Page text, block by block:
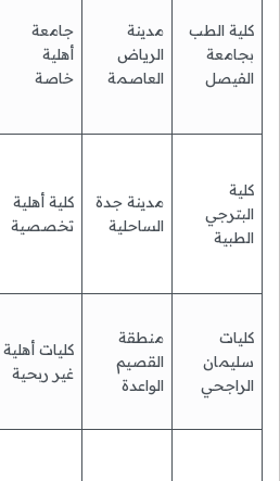
كلية الطب
بجامعة
الفيصل
مدينة
الرياض
العاصمة
جامعة
أهلية
خاصة
كلية
البترجي
الطبية
مدينة جدة
الساحلية
كلية أهلية
تخصصية
كليات
سليمان
الراجحي
منطقة
القصيم
الواعدة
كليات أهلية
غير ربحية